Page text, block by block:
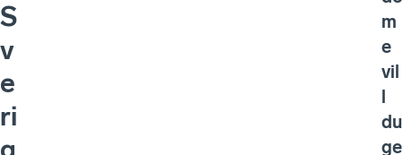
S
v
e
ri
m
e
vil
l
du
ge